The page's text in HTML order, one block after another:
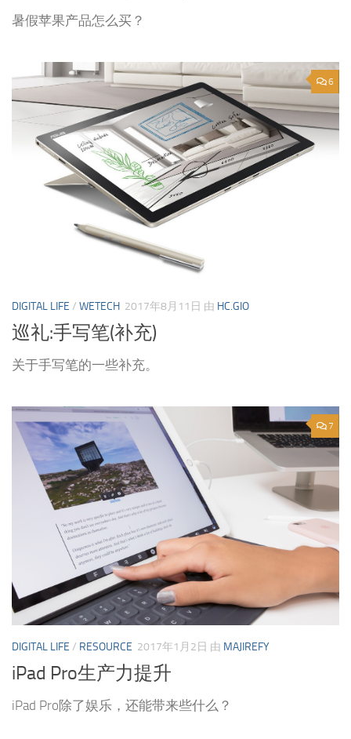
暑假苹果产品怎么买？
6
DIGITAL LIFE / WETECH 2017年8月11日 由 HC.GIO
巡礼:手写笔(补充)
关于手写笔的一些补充。
7
DIGITAL LIFE / RESOURCE 2017年1月2日 由 MAJIREFY
iPad Pro生产力提升
iPad Pro除了娱乐，还能带来些什么？